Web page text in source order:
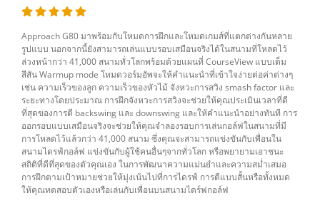
Approach G80 มาพร้อมกับโหมดการฝึกและโหมดเกมส์ที่แตกต่างกันหลาย
รูปแบบ นอกจากนี้ยังสามารถเล่นแบบรอบเสมือนจริงได้ในสนามที่โหลดไว้
ล่วงหน้ากว่า 41,000 สนามทั่วโลกพร้อมด้วยแผนที่ CourseView แบบเต็ม
สีสัน Warmup mode โหมดวอร์มอัพจะให้คำแนะนำที่เข้าใจง่ายต่อค่าต่างๆ
เช่น ความเร็วของลูก ความเร็วของหัวไม้ จังหวะการสวิง smash factor และ
ระยะทางโดยประมาณ การฝึกจังหวะการสวิงจะช่วยให้คุณประเมินเวลาที่ดี
ที่สุดของการตี backswing และ downswing และให้คำแนะนำอย่างทันที การ
ออกรอบแบบเสมือนจริงจะช่วยให้คุณจำลองรอบการเล่นกอล์ฟในสนามที่มี
การโหลดไว้แล้วกว่า 41,000 สนาม ซึ่งคุณจะสามารถแข่งขันกับเพื่อนใน
สนามไดรฟ์กอล์ฟ แข่งขันกับผู้ใช้คนอื่นๆจากทั่วโลก หรือพยายามเอาชนะ
สถิติที่ดีที่สุดของตัวคุณเอง ในการพัฒนาความแม่นยำและความสม่ำเสมอ
การฝึกตามเป้าหมายช่วยให้มุ่งเน้นไปที่การไดรฟ์ การตีแบบสั้นหรือทั้งหมด
ให้คุณทดสอบตัวเองหรือเล่นกับเพื่อนบนสนามไดร์ฟกอล์ฟ